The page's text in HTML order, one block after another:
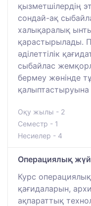
қызметшілердің
сондай-ақ
халықаралық
қарастырылады.
әділеттілік
сыбайлас
бермеу жөнінде
қалыптастыруына
Оқу жылы - 2
Семестр - 1
Несиелер - 4
Операциялық
Курс
қағидаларын,
ақпараттық